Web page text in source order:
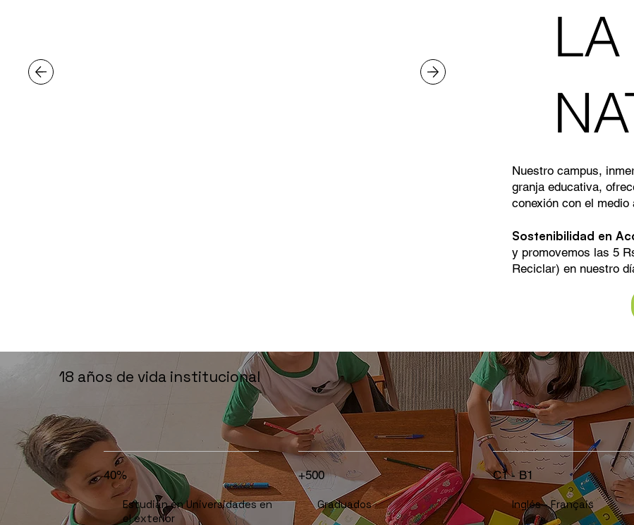
LA
Nuestro campus,
granja educativa,
conexión con el medio
Sostenibilidad en
y promovemos las 5
Reciclar) en nuestro
18 años de vida institucional
40%
Estudian en Universidades en
el exterior
+500
Graduados
C1 - B1
Inglés - Français